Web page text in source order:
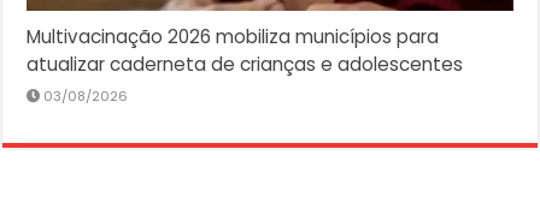
Multivacinação 2026 mobiliza municípios para
atualizar caderneta de crianças e adolescentes
03/08/2026